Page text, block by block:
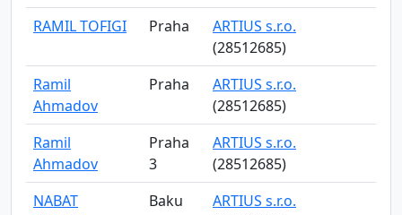
RAMIL TOFIGI
Praha
ARTIUS s.r.o.
(28512685)
Ramil
Ahmadov
Praha
ARTIUS s.r.o.
(28512685)
Ramil
Ahmadov
Praha
3
ARTIUS s.r.o.
(28512685)
NABAT
Baku
ARTIUS s.r.o.